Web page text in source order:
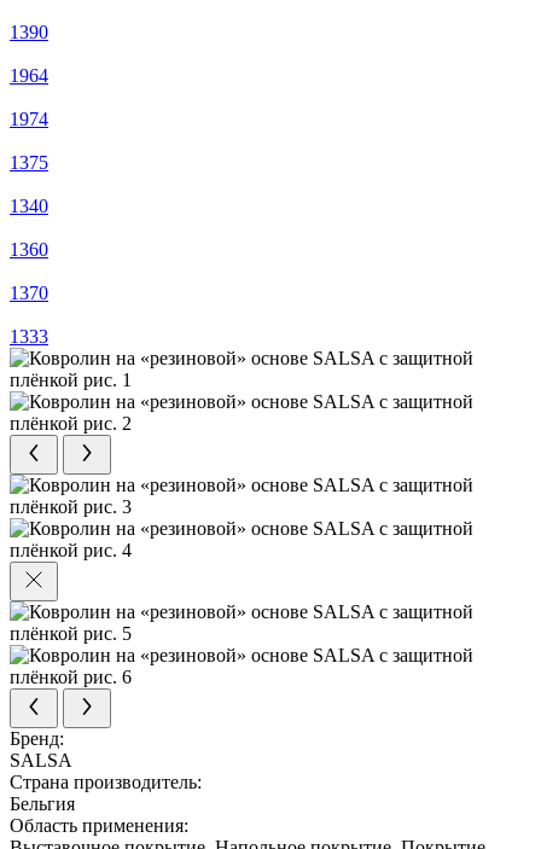
1390
1964
1974
1375
1340
1360
1370
1333
Бренд:
SALSA
Страна производитель:
Бельгия
Область применения: